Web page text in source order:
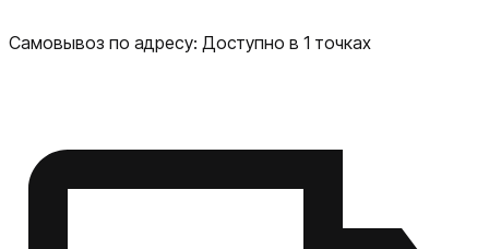
Самовывоз по адресу: Доступно в 1 точках